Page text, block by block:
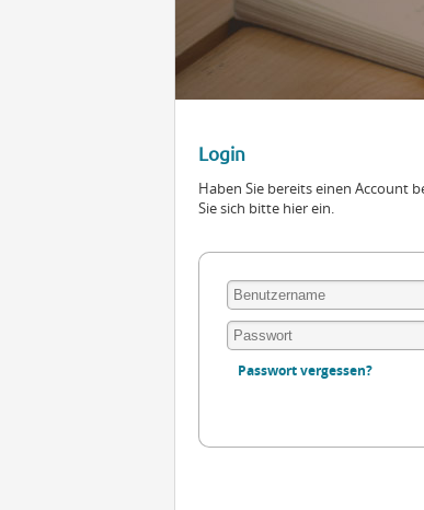
Login
Haben Sie bereits einen Account
Sie sich bitte hier ein.
Passwort vergessen?